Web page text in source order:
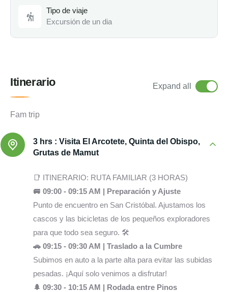
Tipo de viaje
Excursión de un dia
Itinerario Expand all
Fam trip
3 hrs : Visita El Arcotete, Quinta del Obispo,
Grutas de Mamut
📑 ITINERARIO: RUTA FAMILIAR (3 HORAS)
🚐 09:00 - 09:15 AM | Preparación y Ajuste
Punto de encuentro en San Cristóbal. Ajustamos los
cascos y las bicicletas de los pequeños exploradores
para que todo sea seguro. 🛠️
🚗 09:15 - 09:30 AM | Traslado a la Cumbre
Subimos en auto a la parte alta para evitar las subidas
pesadas. ¡Aquí solo venimos a disfrutar!
🌲 09:30 - 10:15 AM | Rodada entre Pinos